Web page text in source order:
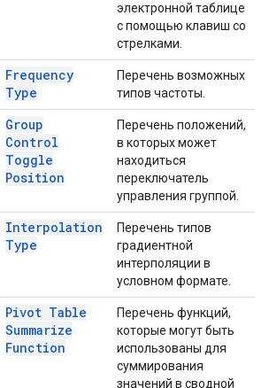
электронной таблице
с помощью клавиш со
стрелками.
Frequency
Type
Перечень возможных
типов частоты.
Group
Control
Toggle
Position
Перечень положений,
в которых может
находиться
переключатель
управления группой.
Interpolation
Type
Перечень типов
градиентной
интерполяции в
условном формате.
Pivot Table
Summarize
Function
Перечень функций,
которые могут быть
использованы для
суммирования
значений в сводной